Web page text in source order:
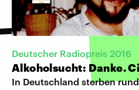
Deutscher Radiopreis 2016
Alkoholsucht: Danke.
In Deutschland sterben